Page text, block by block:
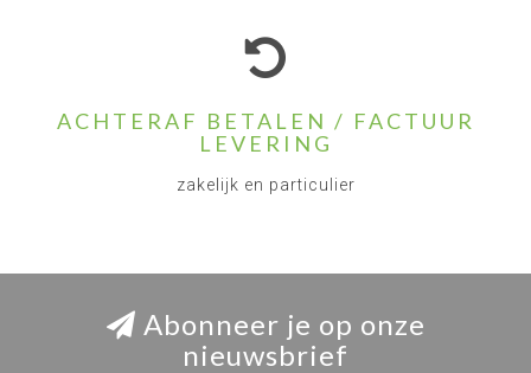
ACHTERAF BETALEN / FACTUUR
LEVERING
zakelijk en particulier
Abonneer je op onze
nieuwsbrief